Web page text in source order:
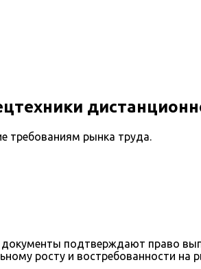
требованиям рынка труда.
подтверждают право
росту и востребованности на